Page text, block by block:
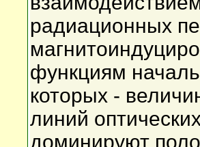
радиационных
функциям
которых -
линий
доминируют